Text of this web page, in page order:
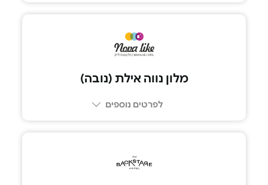
מלון נווה אילת (נובה)
לפרטים נוספים